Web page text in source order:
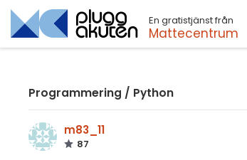
En gratistjänst från
Mattecentrum
Programmering / Python
m83_11
87
Sök